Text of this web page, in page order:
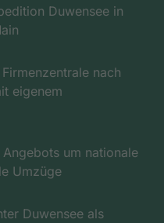
Duwensee in
nach
eigenem
um nationale
Umzüge
Duwensee als